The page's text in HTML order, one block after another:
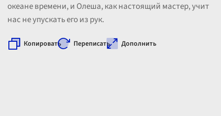
океане времени, и Олеша, как настоящий мастер, учит
нас не упускать его из рук.
Копировать Переписать Дополнить